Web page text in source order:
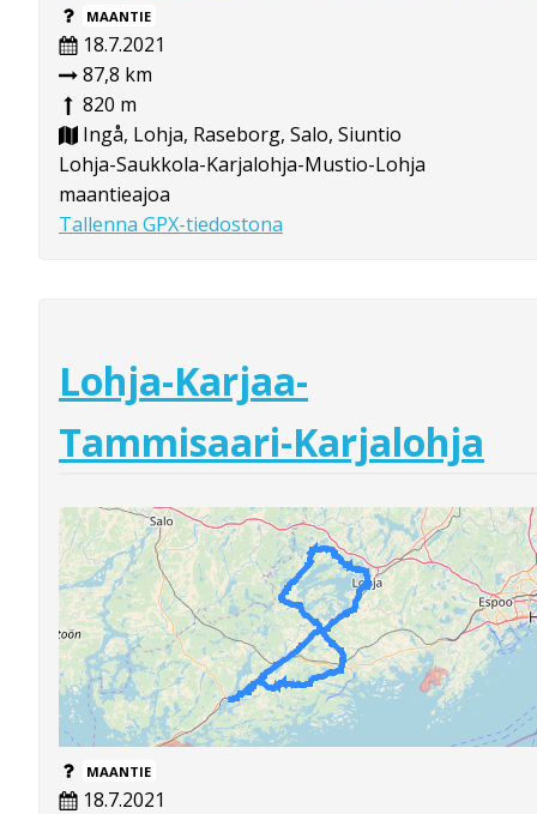
MAANTIE
18.7.2021
87,8 km
820 m
Ingå, Lohja, Raseborg, Salo, Siuntio
Lohja-Saukkola-Karjalohja-Mustio-Lohja
maantieajoa
Tallenna GPX-tiedostona
Lohja-Karjaa-
Tammisaari-Karjalohja
MAANTIE
18.7.2021